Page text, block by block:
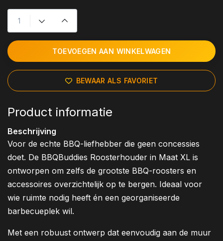
TOEVOEGEN AAN WINKELWAGEN
BEWAAR ALS FAVORIET
Product informatie
Beschrijving
Voor de echte BBQ-liefhebber die geen concessies
doet. De BBQBuddies Roosterhouder in Maat XL is
ontworpen om zelfs de grootste BBQ-roosters en
accessoires overzichtelijk op te bergen. Ideaal voor
wie ruimte nodig heeft én een georganiseerde
barbecueplek wil.
Met een robuust ontwerp dat eenvoudig aan de muur